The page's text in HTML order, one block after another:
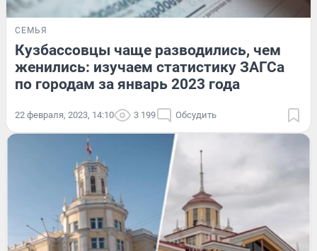
СЕМЬЯ
Кузбассовцы чаще разводились, чем
женились: изучаем статистику ЗАГСа
по городам за январь 2023 года
22 февраля, 2023, 14:10 3 199 Обсудить